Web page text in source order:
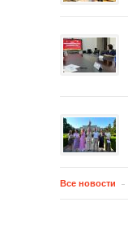
Все новости